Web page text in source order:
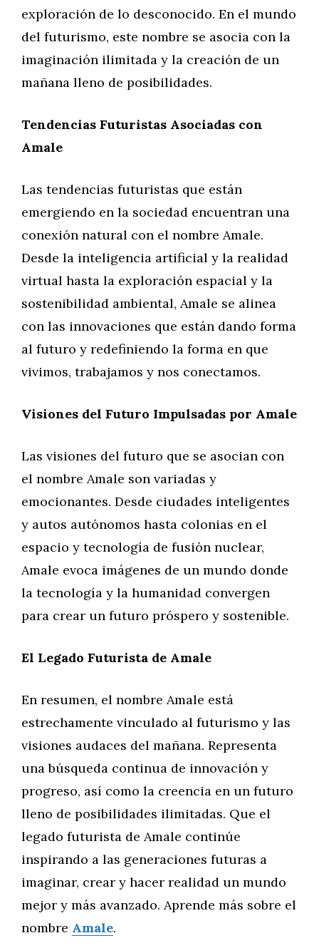
exploración de lo desconocido. En el mundo
del futurismo, este nombre se asocia con la
imaginación ilimitada y la creación de un
mañana lleno de posibilidades.
Tendencias Futuristas Asociadas con
Amale
Las tendencias futuristas que están
emergiendo en la sociedad encuentran una
conexión natural con el nombre Amale.
Desde la inteligencia artificial y la realidad
virtual hasta la exploración espacial y la
sostenibilidad ambiental, Amale se alinea
con las innovaciones que están dando forma
al futuro y redefiniendo la forma en que
vivimos, trabajamos y nos conectamos.
Visiones del Futuro Impulsadas por Amale
Las visiones del futuro que se asocian con
el nombre Amale son variadas y
emocionantes. Desde ciudades inteligentes
y autos autónomos hasta colonias en el
espacio y tecnología de fusión nuclear,
Amale evoca imágenes de un mundo donde
la tecnología y la humanidad convergen
para crear un futuro próspero y sostenible.
El Legado Futurista de Amale
En resumen, el nombre Amale está
estrechamente vinculado al futurismo y las
visiones audaces del mañana. Representa
una búsqueda continua de innovación y
progreso, así como la creencia en un futuro
lleno de posibilidades ilimitadas. Que el
legado futurista de Amale continúe
inspirando a las generaciones futuras a
imaginar, crear y hacer realidad un mundo
mejor y más avanzado. Aprende más sobre el
nombre Amale.